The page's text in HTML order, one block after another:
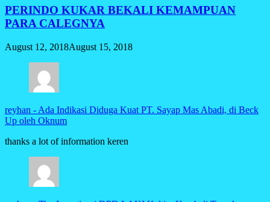
PERINDO KUKAR BEKALI KEMAMPUAN
PARA CALEGNYA
August 12, 2018August 15, 2018
reyhan - Ada Indikasi Diduga Kuat PT. Sayap Mas Abadi, di Beck
Up oleh Oknum
thanks a lot of information keren